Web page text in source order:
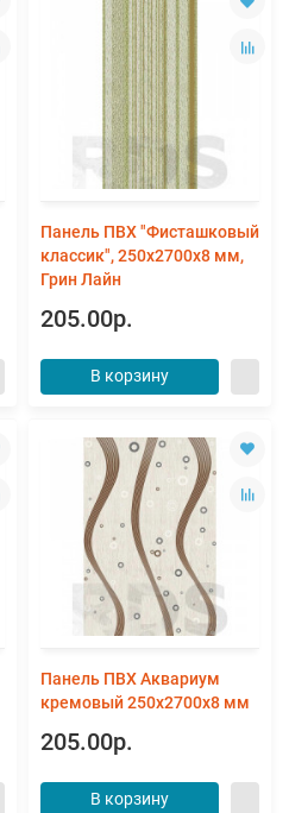
Панель ПВХ "Фисташковый
классик", 250х2700х8 мм,
Грин Лайн
205.00р.
В корзину
Панель ПВХ Аквариум
кремовый 250х2700х8 мм
205.00р.
В корзину